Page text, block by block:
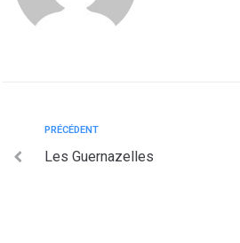
PRÉCÉDENT
Les Guernazelles